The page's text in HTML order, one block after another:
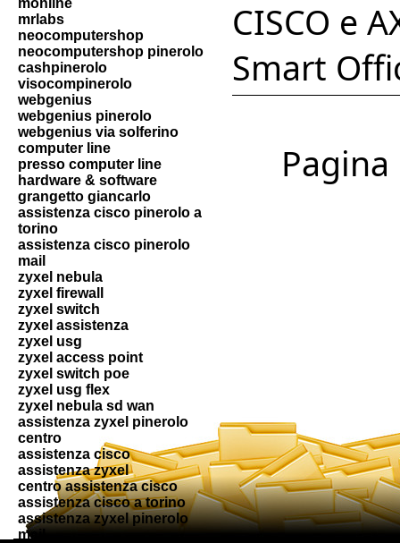
monline
mrlabs
neocomputershop
neocomputershop pinerolo
cashpinerolo
visocompinerolo
webgenius
webgenius pinerolo
webgenius via solferino
computer line
presso computer line
hardware & software
grangetto giancarlo
assistenza cisco pinerolo a
torino
assistenza cisco pinerolo
mail
zyxel nebula
zyxel firewall
zyxel switch
zyxel assistenza
zyxel usg
zyxel access point
zyxel switch poe
zyxel usg flex
zyxel nebula sd wan
assistenza zyxel pinerolo
centro
assistenza cisco
assistenza zyxel
centro assistenza cisco
assistenza cisco a torino
assistenza zyxel pinerolo
mail
CISCO e
Smart